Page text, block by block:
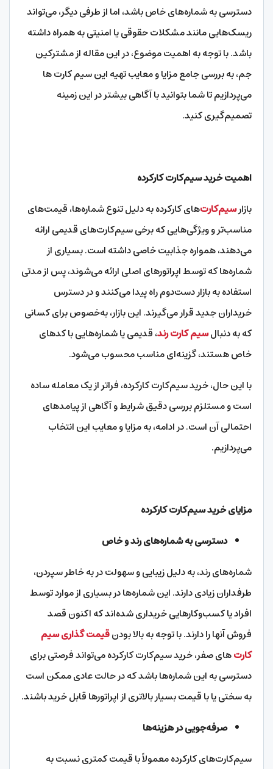
دسترسی به شماره‌های خاص باشد، اما از طرفی دیگر، می‌تواند
ریسک‌هایی مانند مشکلات حقوقی یا امنیتی به همراه داشته
باشد. با توجه به اهمیت موضوع، در این مقاله از مشترکین
جم، به بررسی جامع مزایا و معایب تهیه این سیم کارت ها
می‌پردازیم تا شما بتوانید با آگاهی بیشتر در این زمینه
تصمیم‌گیری کنید.
اهمیت خرید سیم‌کارت کارکرده
بازارسیم‌کارت‌های کارکرده به دلیل تنوع شماره‌ها، قیمت‌های
مناسب‌تر و ویژگی‌هایی که برخی سیم‌کارت‌های قدیمی ارائه
می‌دهند، همواره جذابیت خاصی داشته است. بسیاری از
شماره‌ها که توسط اپراتورهای اصلی ارائه می‌شوند، پس از مدتی
استفاده به بازار دست‌دوم راه پیدا می‌کنند و در دسترس
خریداران جدید قرار می‌گیرند. این بازار، به‌خصوص برای کسانی
که به دنبالسیم کارت رند، قدیمی یا شماره‌هایی با کدهای
خاص هستند، گزینه‌ای مناسب محسوب می‌شود.
با این حال، خرید سیم‌کارت کارکرده، فراتر از یک معامله ساده
است و مستلزم بررسی دقیق شرایط و آگاهی از پیامدهای
احتمالی آن است. در ادامه، به مزایا و معایب این انتخاب
می‌پردازیم.
مزایای خرید سیم‌کارت کارکرده
دسترسی به شماره‌های رند و خاص
شماره‌های رند، به دلیل زیبایی و سهولت در به خاطر سپردن،
طرفداران زیادی دارند. این شماره‌ها در بسیاری از موارد توسط
افراد یا کسب‌وکارهایی خریداری شده‌اند که اکنون قصد
فروش آنها را دارند. با توجه به بالا بودنقیمت گذاری سیم
کارتهای صفر، خرید سیم‌کارت کارکرده می‌تواند فرصتی برای
دسترسی به این شماره‌ها باشد که در حالت عادی ممکن است
به سختی یا با قیمت بسیار بالاتری از اپراتورها قابل خرید باشند.
صرفه‌جویی در هزینه‌ها
سیم‌کارت‌های کارکرده معمولاً با قیمت کمتری نسبت به